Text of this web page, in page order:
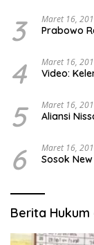
3 Maret 16,
Prabowo
4 Maret 16,
Video:
5 Maret 16,
Aliansi
6 Maret 16,
Sosok
Berita Hukum